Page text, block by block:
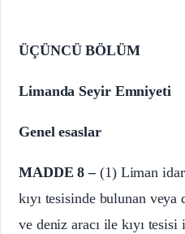
ÜÇÜNCÜ BÖLÜM
Limanda Seyir Emniyeti
Genel esaslar
MADDE 8 – (1) Liman
kıyı tesisinde bulunan
ve deniz aracı ile kıyı